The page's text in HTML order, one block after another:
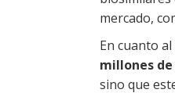
mercado,
En cuanto
millones
sino que